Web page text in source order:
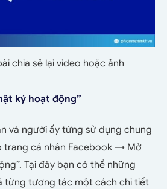
chia sẻ lại video hoặc ảnh
ký hoạt động”
và người ấy từng sử dụng chung
trang cá nhân Facebook → Mở
Tại đây bạn có thể những
từng tương tác một cách chi tiết